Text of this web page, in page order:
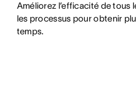
Améliorez l’efficacité de tous
les processus pour obtenir
temps.